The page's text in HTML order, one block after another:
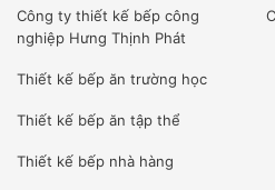
dàng, nhanh chóng.
–Thiết bị nhỏ gọn, chiếm ít
thức ăn thiết kế đơn giản,
TÍNH NĂNG CỦA MÁY THÁI
Công ty thiết kế bếp công
nghiệp Hưng Thịnh Phát
Thiết kế bếp ăn trường học
Thiết kế bếp ăn tập thể
Thiết kế bếp nhà hàng